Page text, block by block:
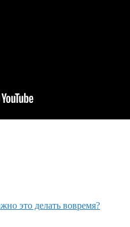
это делать вовремя?